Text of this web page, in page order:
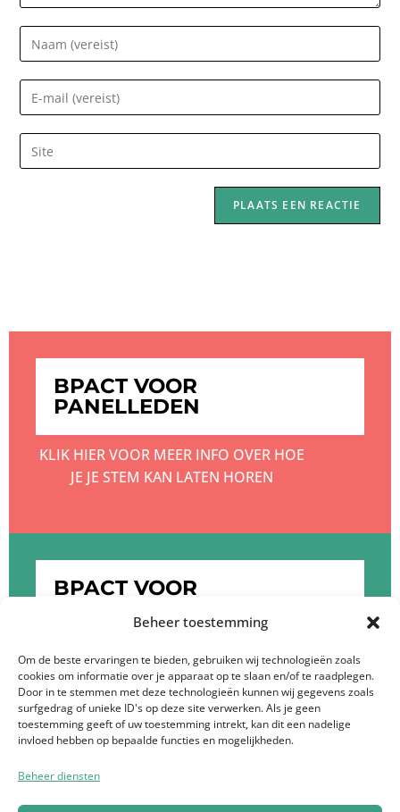
Beheer toestemming
Om de beste ervaringen te bieden, gebruiken wij technologieën zoals
cookies om informatie over je apparaat op te slaan en/of te raadplegen.
Door in te stemmen met deze technologieën kunnen wij gegevens zoals
surfgedrag of unieke ID's op deze site verwerken. Als je geen
toestemming geeft of uw toestemming intrekt, kan dit een nadelige
invloed hebben op bepaalde functies en mogelijkheden.
Beheer diensten
BPACT VOOR
PANELLEDEN
KLIK HIER VOOR MEER INFO OVER HOE
JE JE STEM KAN LATEN HOREN
BPACT VOOR
KLIK HIER OM MEER TE WETEN OVER DE
DIENSTEN VAN BPACT